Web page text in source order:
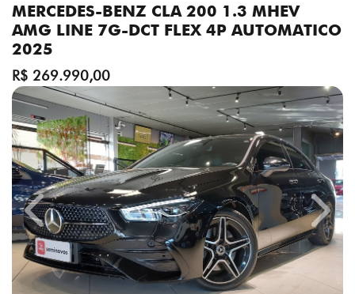
MERCEDES-BENZ CLA 200 1.3 MHEV
AMG LINE 7G-DCT FLEX 4P AUTOMATICO
2025
R$ 269.990,00
Previous Next